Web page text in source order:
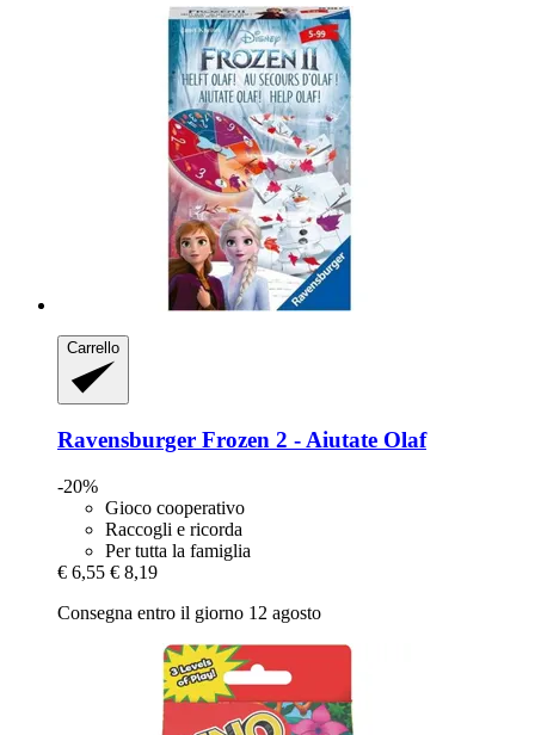
Carrello
Ravensburger Frozen 2 -​ Aiutate Olaf
-20%
Gioco cooperativo
Raccogli e ricorda
Per tutta la famiglia
€ 6,55 € 8,19
Consegna entro il giorno 12 agosto